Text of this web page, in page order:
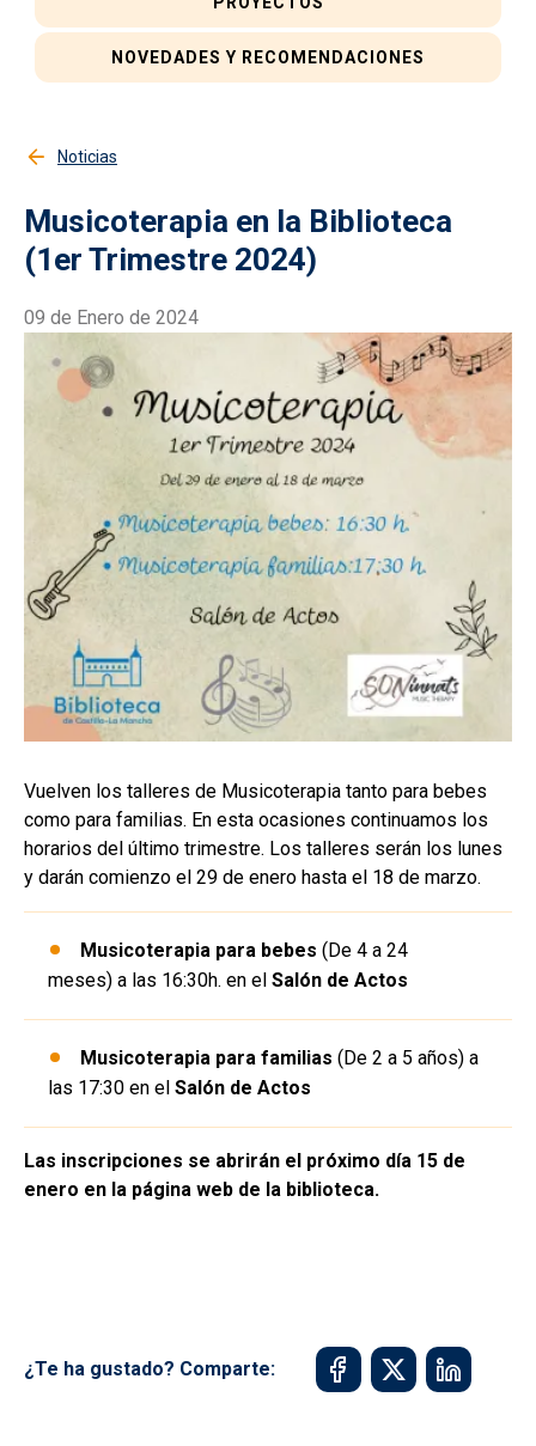
NOVEDADES Y RECOMENDACIONES
Noticias
Musicoterapia en la Biblioteca
(1er Trimestre 2024)
09 de Enero de 2024
Vuelven los talleres de Musicoterapia tanto para bebes
como para familias. En esta ocasiones continuamos los
horarios del último trimestre. Los talleres serán los lunes
y darán comienzo el 29 de enero hasta el 18 de marzo.
Musicoterapia para bebes (De 4 a 24
meses) a las 16:30h. en el Salón de Actos
Musicoterapia para familias (De 2 a 5 años) a
las 17:30 en el Salón de Actos
Las inscripciones se abrirán el próximo día 15 de
enero en la página web de la biblioteca.
¿Te ha gustado? Comparte: